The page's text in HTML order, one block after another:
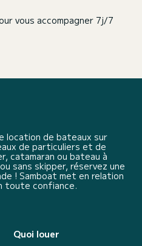
vous accompagner 7j/7
location de bateaux sur
de particuliers et de
catamaran ou bateau à
sans skipper, réservez une
! Samboat met en relation
toute confiance.
Quoi louer